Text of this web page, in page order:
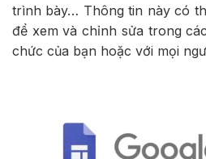
trình bày… Thông tin này có
để xem và chỉnh sửa trong
chức của bạn hoặc với mọi